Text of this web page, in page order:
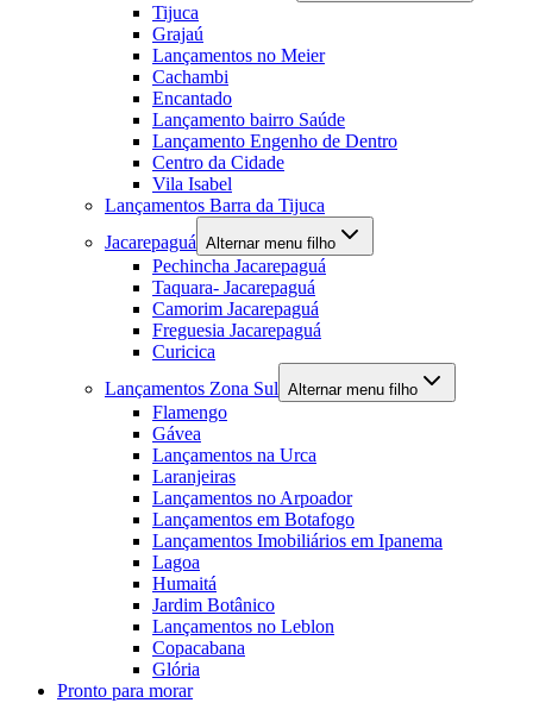
Tijuca
Grajaú
Lançamentos no Meier
Cachambi
Encantado
Lançamento bairro Saúde
Lançamento Engenho de Dentro
Centro da Cidade
Vila Isabel
Lançamentos Barra da Tijuca
Jacarepaguá Alternar menu filho
Pechincha Jacarepaguá
Taquara- Jacarepaguá
Camorim Jacarepaguá
Freguesia Jacarepaguá
Curicica
Lançamentos Zona Sul Alternar menu filho
Flamengo
Gávea
Lançamentos na Urca
Laranjeiras
Lançamentos no Arpoador
Lançamentos em Botafogo
Lançamentos Imobiliários em Ipanema
Lagoa
Humaitá
Jardim Botânico
Lançamentos no Leblon
Copacabana
Glória
Pronto para morar